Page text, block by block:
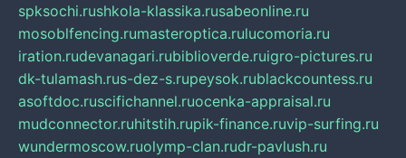
spksochi.rushkola-klassika.rusabeonline.ru
mosoblfencing.rumasteroptica.rulucomoria.ru
iration.rudevanagari.rubiblioverde.ruigro-pictures.ru
dk-tulamash.rus-dez-s.rupeysok.rublackcountess.ru
asoftdoc.ruscifichannel.ruocenka-appraisal.ru
mudconnector.ruhitstih.rupik-finance.ruvip-surfing.ru
wundermoscow.ruolymp-clan.rudr-pavlush.ru